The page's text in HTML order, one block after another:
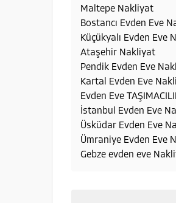
Maltepe Nakliyat
Bostancı Evden Eve
Küçükyalı Evden Eve
Ataşehir Nakliyat
Pendik Evden Eve
Kartal Evden Eve
Evden Eve
İstanbul Evden Eve
Üsküdar Evden Eve
Ümraniye Evden Eve
Gebze evden eve